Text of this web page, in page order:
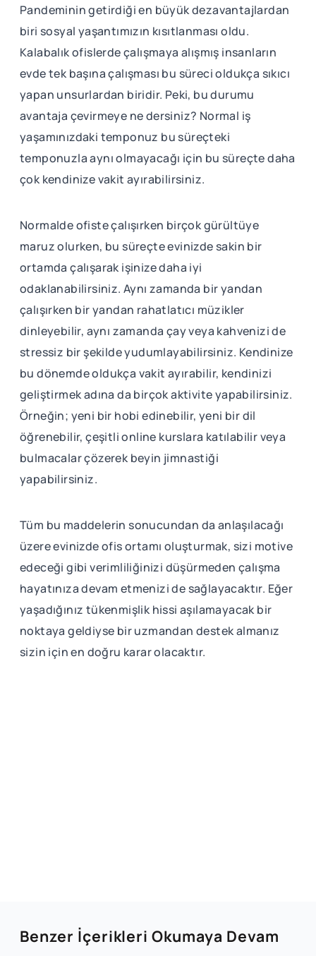
Pandeminin getirdiği en büyük dezavantajlardan
biri sosyal yaşantımızın kısıtlanması oldu.
Kalabalık ofislerde çalışmaya alışmış insanların
evde tek başına çalışması bu süreci oldukça sıkıcı
yapan unsurlardan biridir. Peki, bu durumu
avantaja çevirmeye ne dersiniz? Normal iş
yaşamınızdaki temponuz bu süreçteki
temponuzla aynı olmayacağı için bu süreçte daha
çok kendinize vakit ayırabilirsiniz.
Normalde ofiste çalışırken birçok gürültüye
maruz olurken, bu süreçte evinizde sakin bir
ortamda çalışarak işinize daha iyi
odaklanabilirsiniz. Aynı zamanda bir yandan
çalışırken bir yandan rahatlatıcı müzikler
dinleyebilir, aynı zamanda çay veya kahvenizi de
stressiz bir şekilde yudumlayabilirsiniz. Kendinize
bu dönemde oldukça vakit ayırabilir, kendinizi
geliştirmek adına da birçok aktivite yapabilirsiniz.
Örneğin; yeni bir hobi edinebilir, yeni bir dil
öğrenebilir, çeşitli online kurslara katılabilir veya
bulmacalar çözerek beyin jimnastiği
yapabilirsiniz.
Tüm bu maddelerin sonucundan da anlaşılacağı
üzere evinizde ofis ortamı oluşturmak, sizi motive
edeceği gibi verimliliğinizi düşürmeden çalışma
hayatınıza devam etmenizi de sağlayacaktır. Eğer
yaşadığınız tükenmişlik hissi aşılamayacak bir
noktaya geldiyse bir uzmandan destek almanız
sizin için en doğru karar olacaktır.
Benzer İçerikleri Okumaya Devam